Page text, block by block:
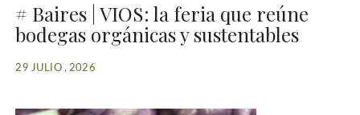
# Baires | VIOS: la feria que reúne
bodegas orgánicas y sustentables
29 JULIO , 2026